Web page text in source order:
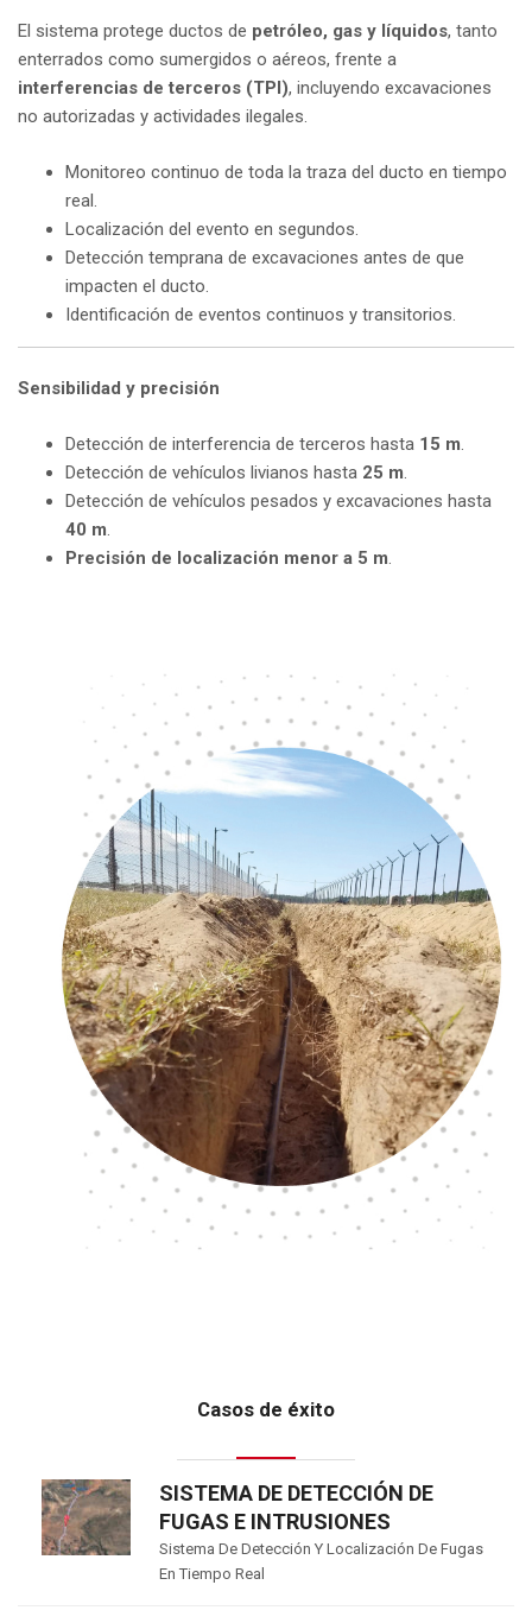
El sistema protege ductos de petróleo, gas y líquidos, tanto
enterrados como sumergidos o aéreos, frente a
interferencias de terceros (TPI), incluyendo excavaciones
no autorizadas y actividades ilegales.
Monitoreo continuo de toda la traza del ducto en tiempo
real.
Localización del evento en segundos.
Detección temprana de excavaciones antes de que
impacten el ducto.
Identificación de eventos continuos y transitorios.
Sensibilidad y precisión
Detección de interferencia de terceros hasta 15 m
Detección de vehículos livianos hasta 25 m
Detección de vehículos pesados y excavaciones hasta
40 m
Precisión de localización menor a 5 m
Casos de éxito
SISTEMA DE DETECCIÓN DE
FUGAS E INTRUSIONES
Sistema De Detección Y Localización De Fugas
En Tiempo Real